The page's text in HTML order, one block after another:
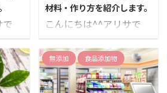
、
で
回
り
る
砂糖の代用として、甘味
をつけるもの。コストダ
的のために使用されま
す。 着色料 食品には、
本来様々な色がありま
言
そ
ダ
う
材料・作り方を紹介します。
こんにちは^^アリサで
す！ 今回は万能タレに
ついて紹介させていただ
きます。 題名にも書いて
ある通り、肉にかけても
無添加 食品添加物